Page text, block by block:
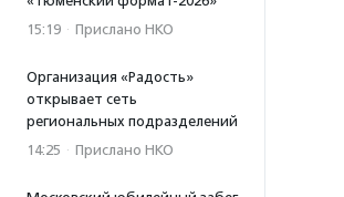
15:19 · Прислано НКО
Организация «Радость»
открывает сеть
региональных подразделений
14:25 · Прислано НКО